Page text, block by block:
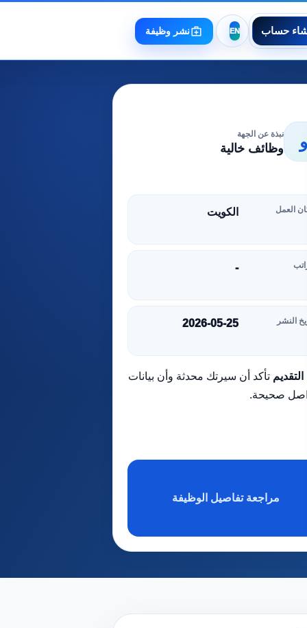
حساب نشر وظيفة
و نبذة عن الجهة
وظائف خالية
العمل الكويت
-
النشر 2026-05-25
تأكد أن سيرتك محدثة وأن بيانات
صحيحة.
مراجعة تفاصيل الوظيفة